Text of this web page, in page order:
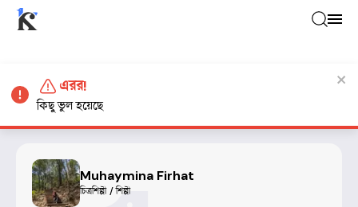
Muhaymina Firhat
চিত্রশিল্পী / শিল্পী
এরর!
কিছু ভুল হয়েছে